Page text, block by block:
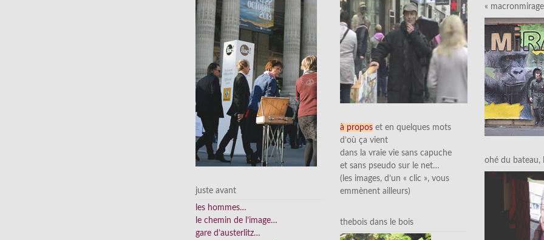
juste avant
les hommes…
le chemin de l’image…
gare d’austerlitz…
à propos et en quelques mots
d’où ça vient
dans la vraie vie sans capuche
et sans pseudo sur le net…
(les images, d’un « clic », vous
emmènent ailleurs)
thebois dans le bois
«
ohé du bateau,